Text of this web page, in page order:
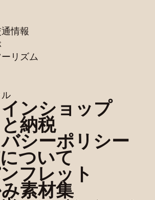
情報
リズム
ンショップ
納税
シーポリシー
ついて
フレット
素材集